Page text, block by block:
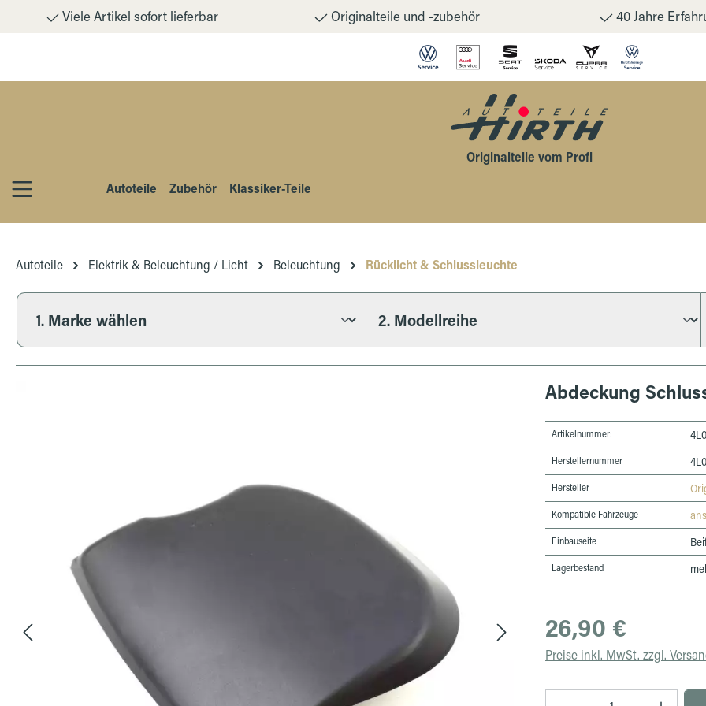
Hauptinhalt springen
Zur Suche springen
Zur Hauptnavigation springen
Viele Artikel sofort lieferbar Originalteile und -zubehör 40 Jahre
Originalteile vom Profi
Autoteile
Zubehör Klassiker-Teile
Autoteile Elektrik & Beleuchtung / Licht Beleuchtung Rücklicht & Schlussleuchte
Abdeckung
Artikelnummer:
Herstellernummer
Hersteller
Kompatible Fahrzeuge
Einbauseite
Lagerbestand
Regulärer Preis:
26,90 €
Preise inkl. MwSt. zzgl.